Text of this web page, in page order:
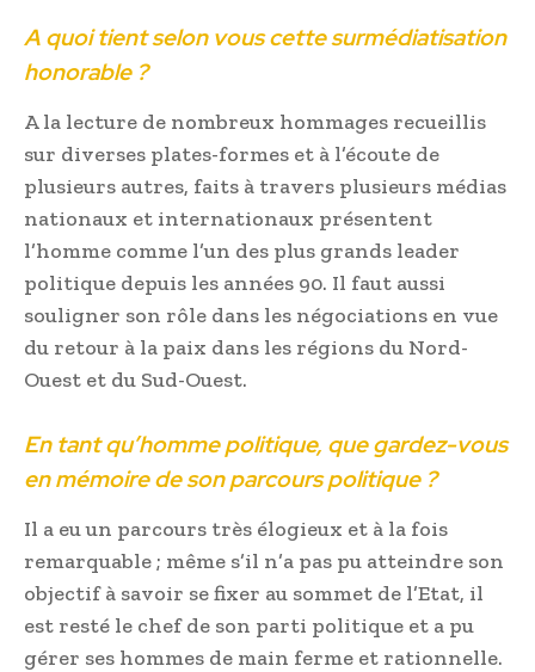
A quoi tient selon vous cette surmédiatisation
honorable ?
A la lecture de nombreux hommages recueillis
sur diverses plates-formes et à l’écoute de
plusieurs autres, faits à travers plusieurs médias
nationaux et internationaux présentent
l’homme comme l’un des plus grands leader
politique depuis les années 90. Il faut aussi
souligner son rôle dans les négociations en vue
du retour à la paix dans les régions du Nord-
Ouest et du Sud-Ouest.
En tant qu’homme politique, que gardez-vous
en mémoire de son parcours politique ?
Il a eu un parcours très élogieux et à la fois
remarquable ; même s’il n’a pas pu atteindre son
objectif à savoir se fixer au sommet de l’Etat, il
est resté le chef de son parti politique et a pu
gérer ses hommes de main ferme et rationnelle.